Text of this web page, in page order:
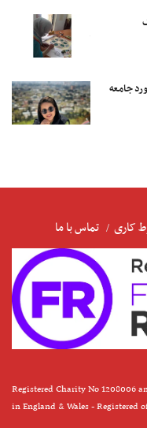
جامعه
کاری تماس با ما
Registered Charity No 1208006
in England & Wales - Registered